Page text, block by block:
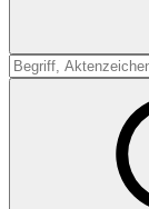
Suche